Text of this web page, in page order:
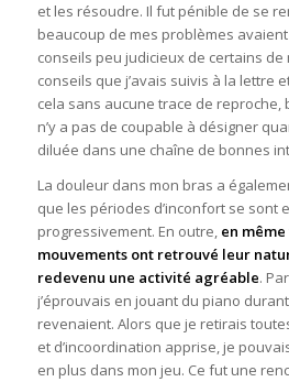
et les résoudre. Il fut pénible de se
beaucoup de mes problèmes
conseils peu judicieux de certains
conseils que j’avais suivis à la lettre
cela sans aucune trace de reproche,
n’y a pas de coupable à désigner
diluée dans une chaîne de bonnes
La douleur dans mon bras a
que les périodes d’inconfort se sont
progressivement. En outre, en
mouvements ont retrouvé leur
redevenu une activité agréable.
j’éprouvais en jouant du piano
revenaient. Alors que je retirais
et d’incoordination apprise, je
en plus dans mon jeu. Ce fut une